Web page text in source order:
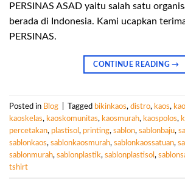
PERSINAS ASAD yaitu salah satu
berada di Indonesia. Kami ucapkan
PERSINAS.
CONTINUE READING→
Posted in Blog Tagged bikinkaos, distro, kaos,
kaoskelas, kaoskomunitas, kaosmurah, kaospolos,
percetakan, plastisol , printing, sablon, sablonbaju,
sablonkaos, sablonkaosmurah, sablonkaossatuan,
sablonmurah, sablonplastik, sablonplastisol ,
tshirt